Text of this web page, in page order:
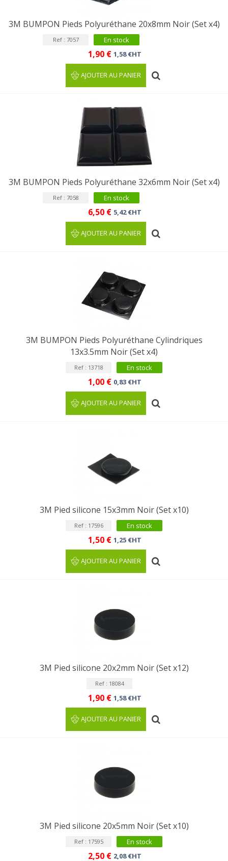
3M BUMPON Pieds Polyuréthane 20x8mm Noir (Set x4)
Ref : 7057 En stock
1,90 € 1,58 €HT
AJOUTER AU PANIER
3M BUMPON Pieds Polyuréthane 32x6mm Noir (Set x4)
Ref : 7058 En stock
6,50 € 5,42 €HT
AJOUTER AU PANIER
3M BUMPON Pieds Polyuréthane Cylindriques
13x3.5mm Noir (Set x4)
Ref : 13718 En stock
1,00 € 0,83 €HT
AJOUTER AU PANIER
3M Pied silicone 15x3mm Noir (Set x10)
Ref : 17596 En stock
1,50 € 1,25 €HT
AJOUTER AU PANIER
3M Pied silicone 20x2mm Noir (Set x12)
Ref : 18084
1,90 € 1,58 €HT
AJOUTER AU PANIER
3M Pied silicone 20x5mm Noir (Set x10)
Ref : 17595 En stock
2,50 € 2,08 €HT